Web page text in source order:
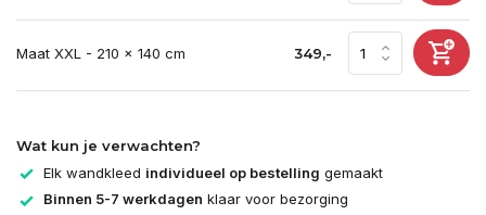
Maat XXL - 210 x 140 cm 349,-
Wat kun je verwachten?
Elk wandkleed individueel op bestelling gemaakt
Binnen 5-7 werkdagen klaar voor bezorging